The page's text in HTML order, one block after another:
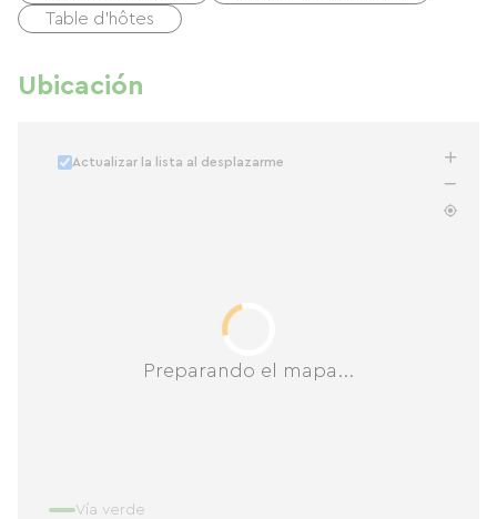
Table d'hôtes
Ubicación
Preparando el mapa...
Actualizar la lista al desplazarme
Vía verde